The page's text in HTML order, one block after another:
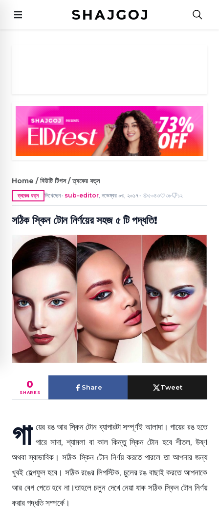
Home / বিউটি টিপস / ত্বকের যত্ন
ত্বকের যত্ন লিখেছেন ● sub-editor, নভেম্বর ০৩, ২০১৭ ● ৫০৪৩ ৩৮ ১২
সঠিক স্কিন টোন নির্ণয়ের সহজ ৫ টি পদ্ধতি!
0
SHARES
Share Tweet
গা য়ের রঙ আর স্কিন টোন ব্যাপারটা সম্পূর্ণই আলাদা। গায়ের রঙ হতে
পারে সাদা, শ্যামলা বা কাল কিন্তু স্কিন টোন হবে শীতল, উষ্ণ
অথবা স্বাভাবিক। সঠিক স্কিন টোন নির্ণয় করতে পারলে তা আপনার জন্য
খুবই হেল্পফুল হবে। সঠিক রঙের লিপস্টিক, চুলের রঙ বাছাই করতে আপনাকে
আর বেগ পেতে হবে না।তাহলে চলুন দেখে নেয়া যাক সঠিক স্কিন টোন নির্ণয়
করার পদ্ধতি সম্পর্কে।